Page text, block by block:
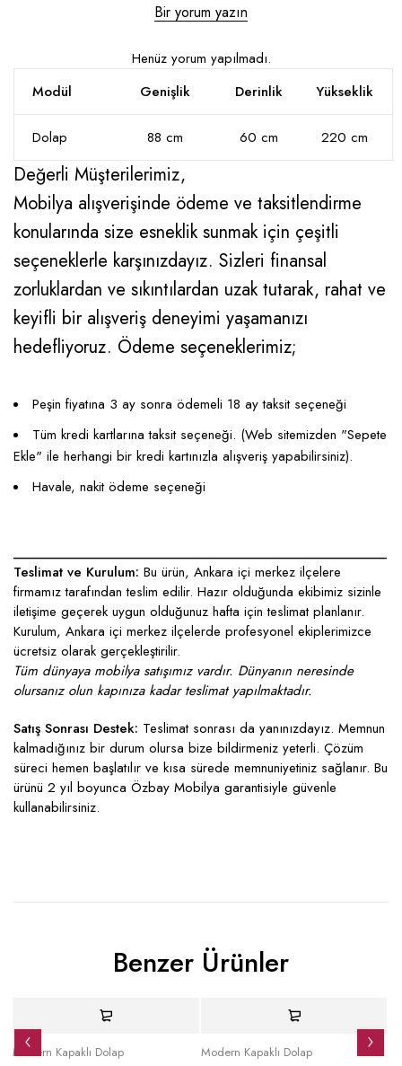
Bir yorum yazın
Henüz yorum yapılmadı.
Modül
Genişlik Derinlik Yükseklik
Dolap 88 cm 60 cm 220 cm
Değerli Müşterilerimiz,
Mobilya alışverişinde ödeme ve taksitlendirme
konularında size esneklik sunmak için çeşitli
seçeneklerle karşınızdayız. Sizleri finansal
zorluklardan ve sıkıntılardan uzak tutarak, rahat ve
keyifli bir alışveriş deneyimi yaşamanızı
hedefliyoruz. Ödeme seçeneklerimiz;
Peşin fiyatına 3 ay sonra ödemeli 18 ay taksit seçeneği
Tüm kredi kartlarına taksit seçeneği. (Web sitemizden "Sepete
Ekle" ile herhangi bir kredi kartınızla alışveriş yapabilirsiniz).
Havale, nakit ödeme seçeneği
____________________________________________________
Teslimat ve Kurulum: Bu ürün, Ankara içi merkez ilçelere
firmamız tarafından teslim edilir. Hazır olduğunda ekibimiz sizinle
iletişime geçerek uygun olduğunuz hafta için teslimat planlanır.
Kurulum, Ankara içi merkez ilçelerde profesyonel ekiplerimizce
ücretsiz olarak gerçekleştirilir.
Tüm dünyaya mobilya satışımız vardır. Dünyanın neresinde
olursanız olun kapınıza kadar teslimat yapılmaktadır.
Satış Sonrası Destek: Teslimat sonrası da yanınızdayız. Memnun
kalmadığınız bir durum olursa bize bildirmeniz yeterli. Çözüm
süreci hemen başlatılır ve kısa sürede memnuniyetiniz sağlanır. Bu
ürünü 2 yıl boyunca Özbay Mobilya garantisiyle güvenle
kullanabilirsiniz.
Benzer Ürünler
Modern Kapaklı Dolap Modern Kapaklı Dolap